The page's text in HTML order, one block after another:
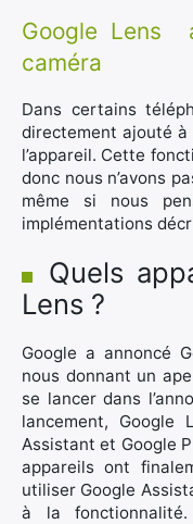
Google Lens
caméra
Dans certains
directement ajouté à
l’appareil. Cette
donc nous n’avons
même si nous
implémentations
Quels
Lens ?
Google a annoncé
nous donnant un
se lancer dans
lancement,
Assistant et Google
appareils ont
utiliser Google
à la